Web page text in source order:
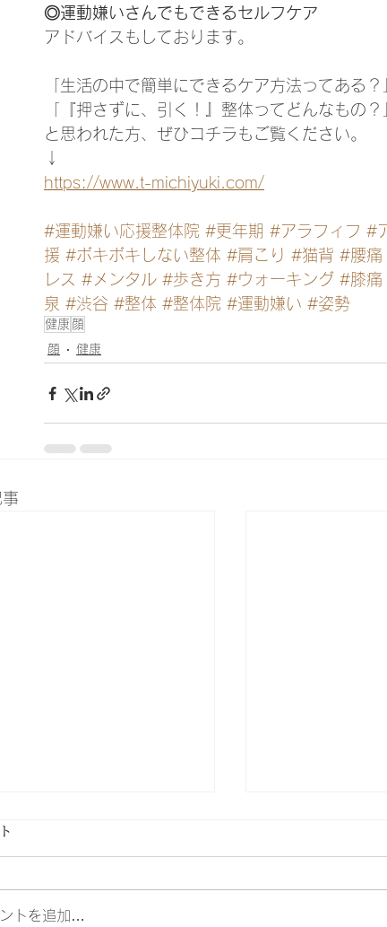
◎運動嫌いさんでもできるセルフケア
アドバイスもしております。
「生活の中で簡単にできるケア方法ってある？
「『押さずに、引く！』整体ってどんなもの？
と思われた方、ぜひコチラもご覧ください。
↓
https://www.t-michiyuki.com/
#運動嫌い応援整体院 #更年期 #アラフィフ #
援 #ボキボキしない整体 #肩こり #猫背 #腰痛
レス #メンタル #歩き方 #ウォーキング #膝痛
泉 #渋谷 #整体 #整体院 #運動嫌い #姿勢
健康 顔
顔
健康
トを追加…